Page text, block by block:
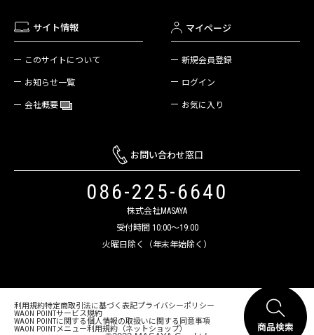
サイト情報
このサイトについて
お知らせ一覧
会社概要
マイページ
新規会員登録
ログイン
お気に入り
お問い合わせ窓口
086-225-6640
株式会社MASAYA
受付時間 10:00～19:00
火曜日除く（年末年始除く）
利用規約特定商取引法に基づく表記プライバシーポリシー
WAON POINTサービス規約
WAON POINTに関する個人情報の取扱いに関する同意事項
WAON POINTメニュー利用規約（ネットショップ）